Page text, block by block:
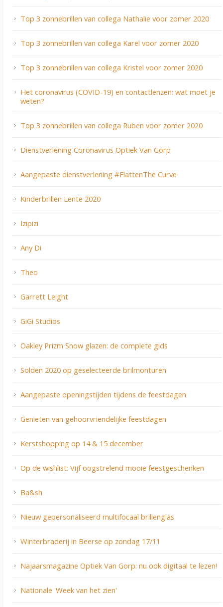
Top 3 zonnebrillen van collega Nathalie voor zomer 2020
Top 3 zonnebrillen van collega Karel voor zomer 2020
Top 3 zonnebrillen van collega Kristel voor zomer 2020
Het coronavirus (COVID-19) en contactlenzen: wat moet je
weten?
Top 3 zonnebrillen van collega Ruben voor zomer 2020
Dienstverlening Coronavirus Optiek Van Gorp
Aangepaste dienstverlening #FlattenThe Curve
Kinderbrillen Lente 2020
Izipizi
Any Di
Theo
Garrett Leight
GiGi Studios
Oakley Prizm Snow glazen: de complete gids
Solden 2020 op geselecteerde brilmonturen
Aangepaste openingstijden tijdens de feestdagen
Genieten van gehoorvriendelijke feestdagen
Kerstshopping op 14 & 15 december
Op de wishlist: Vijf oogstrelend mooie feestgeschenken
Ba&sh
Nieuw gepersonaliseerd multifocaal brillenglas
Winterbraderij in Beerse op zondag 17/11
Najaarsmagazine Optiek Van Gorp: nu ook digitaal te lezen!
Nationale 'Week van het zien'